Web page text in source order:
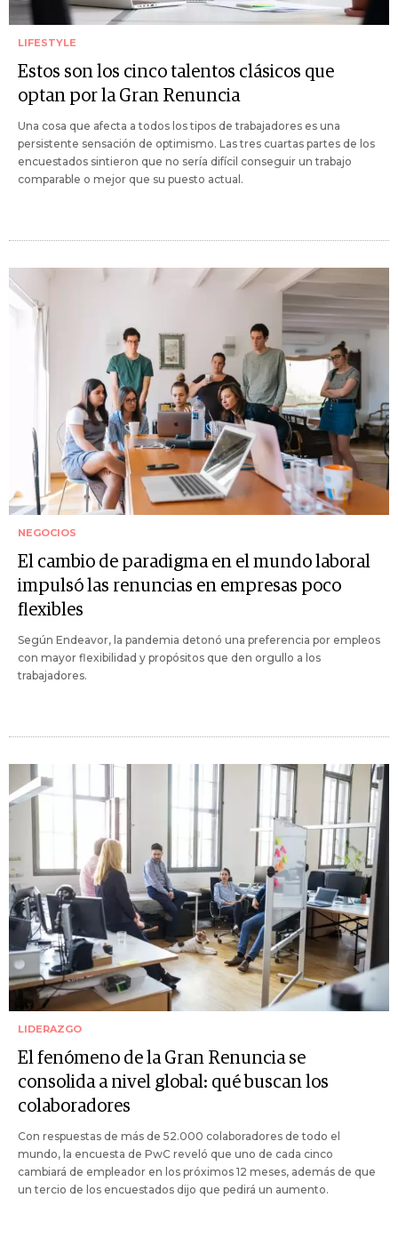
LIFESTYLE
Estos son los cinco talentos clásicos que
optan por la Gran Renuncia
Una cosa que afecta a todos los tipos de trabajadores es una
persistente sensación de optimismo. Las tres cuartas partes de los
encuestados sintieron que no sería difícil conseguir un trabajo
comparable o mejor que su puesto actual.
NEGOCIOS
El cambio de paradigma en el mundo laboral
impulsó las renuncias en empresas poco
flexibles
Según Endeavor, la pandemia detonó una preferencia por empleos
con mayor flexibilidad y propósitos que den orgullo a los
trabajadores.
LIDERAZGO
El fenómeno de la Gran Renuncia se
consolida a nivel global: qué buscan los
colaboradores
Con respuestas de más de 52.000 colaboradores de todo el
mundo, la encuesta de PwC reveló que uno de cada cinco
cambiará de empleador en los próximos 12 meses, además de que
un tercio de los encuestados dijo que pedirá un aumento.